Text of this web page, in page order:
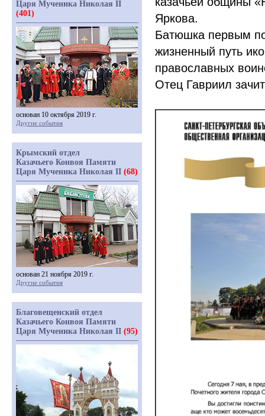
Яркова.
Батюшка первым
жизненный путь
православных
Отец Гавриил
Царя Мученика Николая II
(401)
основан 10 октября 2019 г.
Другие события
Крымский отдел
Казачьего Конвоя Памяти
Царя Мученика Николая II (68)
основан 21 ноября 2019 г.
Другие события
Благовещенский отдел
Казачьего Конвоя Памяти
Царя Мученика Николая II (95)